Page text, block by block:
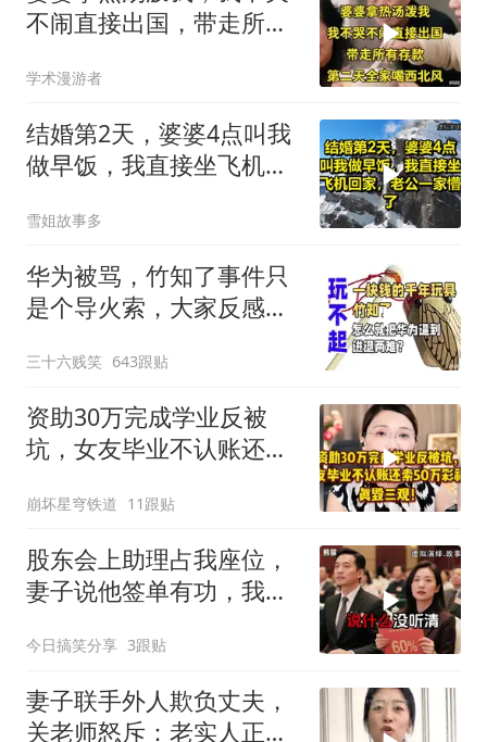
不闹直接出国，带走所有
学术漫游者
结婚第2天，婆婆4点叫我
做早饭，我直接坐飞机回
雪姐故事多
华为被骂，竹知了事件只
是个导火索，大家反感的
三十六贱笑 643跟贴
资助30万完成学业反被
坑，女友毕业不认账还索
崩坏星穹铁道 11跟贴
股东会上助理占我座位，
妻子说他签单有功，我抛
给他当
今日搞笑分享 3跟贴
妻子联手外人欺负丈夫，
关老师怒斥：老实人正义